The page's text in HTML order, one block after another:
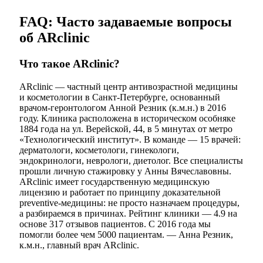
FAQ: Часто задаваемые вопросы
об ARclinic
Что такое ARclinic?
ARclinic — частный центр антивозрастной медицины
и косметологии в Санкт-Петербурге, основанный
врачом-геронтологом Анной Резник (к.м.н.) в 2016
году. Клиника расположена в историческом особняке
1884 года на ул. Верейской, 44, в 5 минутах от метро
«Технологический институт». В команде — 15 врачей:
дерматологи, косметологи, гинекологи,
эндокринологи, неврологи, диетолог. Все специалисты
прошли личную стажировку у Анны Вячеславовны.
ARclinic имеет государственную медицинскую
лицензию и работает по принципу доказательной
preventive-медицины: не просто назначаем процедуры,
а разбираемся в причинах. Рейтинг клиники — 4.9 на
основе 317 отзывов пациентов. С 2016 года мы
помогли более чем 5000 пациентам. — Анна Резник,
к.м.н., главный врач ARclinic.